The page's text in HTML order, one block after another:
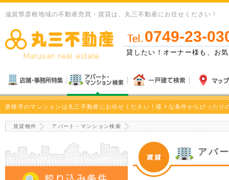
滋賀県彦根地域の不動産売買・賃貸は、丸三不動産にお任せください！
0749-23-
ント！ 貸したい！オーナー様も、お
彦根市のマンションは丸三不動産にお任せください！様々な条件からぴったり
賃貸物件 アパート・マンション検索
アパ